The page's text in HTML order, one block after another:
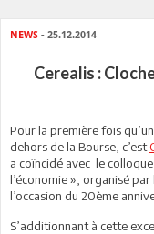
NEWS - 25.12.2014
Cerealis :
Pour la première fois
dehors de la Bourse, c’est
a coïncidé avec le
l’économie », organisé par
l’occasion du 20ème
S’additionnant à cette